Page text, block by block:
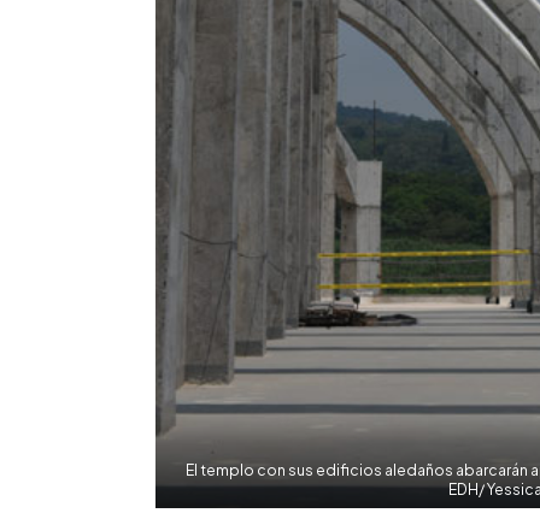
El templo con sus edificios aledaños
EDH/